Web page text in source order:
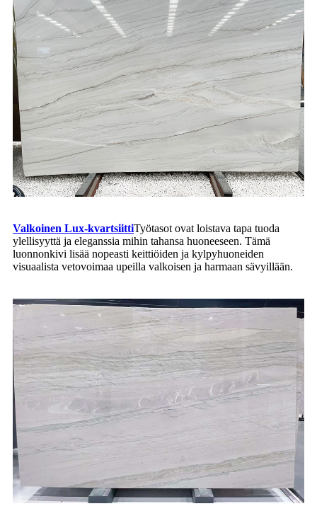
Valkoinen Lux-kvartsiittiTyötasot ovat loistava tapa tuoda
ylellisyyttä ja eleganssia mihin tahansa huoneeseen. Tämä
luonnonkivi lisää nopeasti keittiöiden ja kylpyhuoneiden
visuaalista vetovoimaa upeilla valkoisen ja harmaan sävyillään.